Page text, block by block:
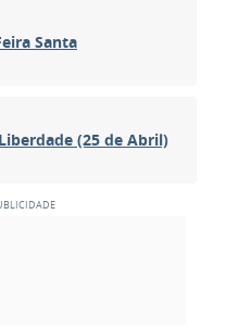
Santa
(25 de Abril)